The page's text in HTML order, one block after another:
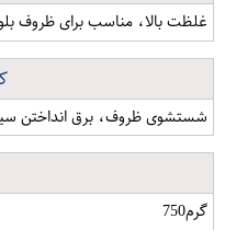
غلظت بالا، مناسب برای ظروف
شستشوی ظروف، برق انداختن
گرم750